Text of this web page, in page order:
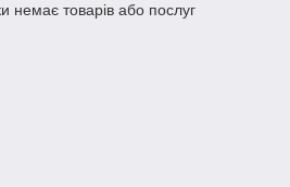
немає товарів або послуг